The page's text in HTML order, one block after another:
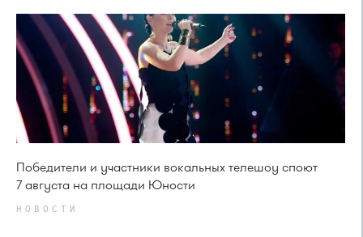
Победители и участники вокальных телешоу споют
7 августа на площади Юности
НОВОСТИ